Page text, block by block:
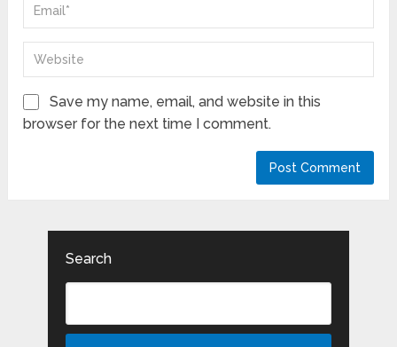
Save my name, email, and website in this
browser for the next time I comment.
Search